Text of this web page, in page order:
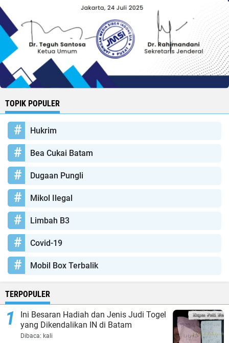
TOPIK POPULER
Hukrim
Bea Cukai Batam
Dugaan Pungli
Mikol Ilegal
Limbah B3
Covid-19
Mobil Box Terbalik
TERPOPULER
Ini Besaran Hadiah dan Jenis Judi Togel
yang Dikendalikan IN di Batam
Dibaca: kali